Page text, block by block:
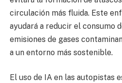
circulación más fluida. Este
ayudará a reducir el consumo
emisiones de gases
a un entorno más sostenible.
El uso de IA en las autopistas